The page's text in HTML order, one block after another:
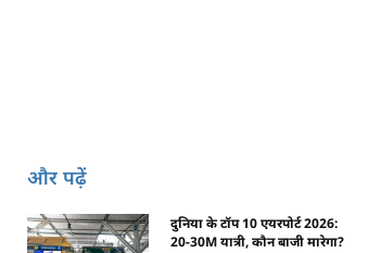
और पढ़ें
दुनिया के टॉप 10 एयरपोर्ट 2026:
20-30M यात्री, कौन बाजी मारेगा?